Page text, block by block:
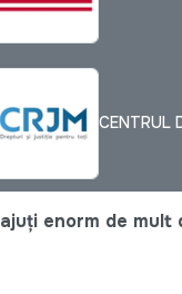
CENTRUL
enorm de